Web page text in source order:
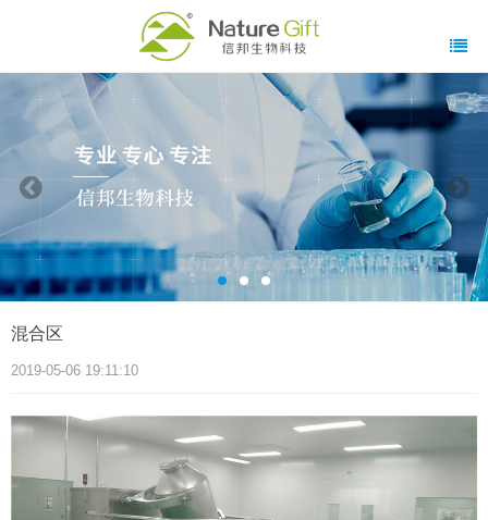
混合区
2019-05-06 19:11:10